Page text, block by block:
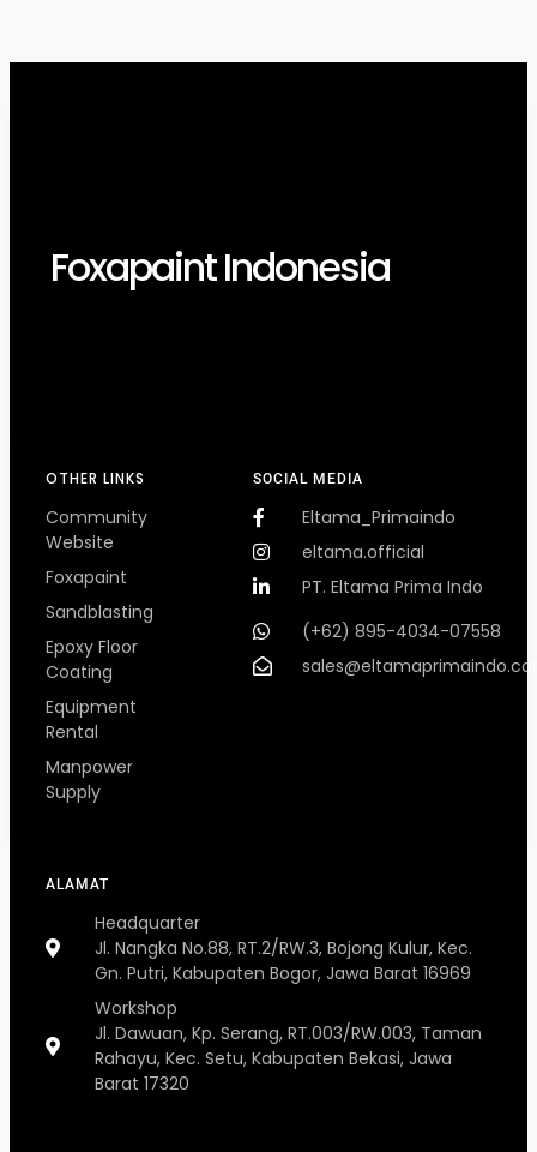
ALAMAT
Headquarter
Jl. Nangka No.88, RT.2/RW.3, Bojong Kulur, Kec.
Gn. Putri, Kabupaten Bogor, Jawa Barat 16969
Workshop
Jl. Dawuan, Kp. Serang, RT.003/RW.003, Taman
Rahayu, Kec. Setu, Kabupaten Bekasi, Jawa
Barat 17320
SOCIAL MEDIA
Eltama_Primaindo
eltama.official
PT. Eltama Prima Indo
(+62) 895-4034-07558
OTHER LINKS
Community
Website
Foxapaint
Sandblasting
Epoxy Floor
Coating
Equipment
Rental
Manpower
Supply
Foxapaint Indonesia